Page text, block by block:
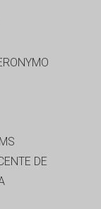
DE